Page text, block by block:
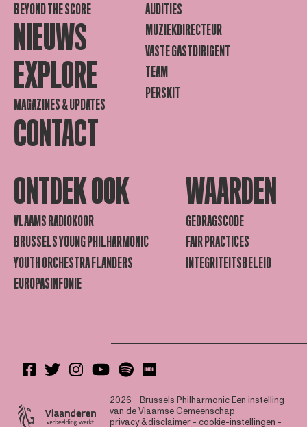
BEYOND THE SCORE
NIEUWS
EXPLORE
MAGAZINES & UPDATES
CONTACT
AUDITIES
MUZIEKDIRECTEUR
VASTE GASTDIRIGENT
TEAM
PERSKIT
ONTDEK OOK
VLAAMS RADIOKOOR
BRUSSELS YOUNG PHILHARMONIC
YOUTH ORCHESTRA FLANDERS
EUROPASINFONIE
WAARDEN
GEDRAGSCODE
FAIR PRACTICES
INTEGRITEITSBELEID
2026 - Brussels PhilharmonicEen instelling
van de Vlaamse Gemeenschap
privacy & disclaimer- cookie-instellingen -